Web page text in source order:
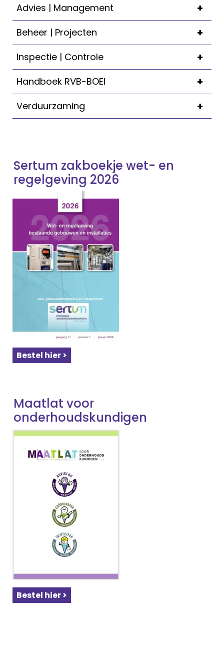
+
Advies | Management
+
Beheer | Projecten
+
Inspectie | Controle
+
Handboek RVB-BOEI
+
Verduurzaming
Sertum zakboekje wet- en
regelgeving 2026
Bestel hier >
Maatlat voor
onderhoudskundigen
Bestel hier >